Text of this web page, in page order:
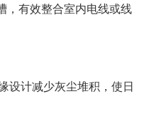
，有效整合室内电线或线
设计减少灰尘堆积，使日